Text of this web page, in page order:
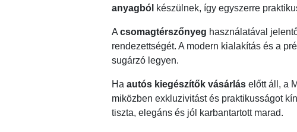
anyagból készülnek, így egyszerre
Acsomagtérszőnyeg használatával
rendezettségét. A modern kialakítás és a
sugárzó legyen.
Haautós kiegészítők vásárlás előtt áll, a
miközben exkluzivitást és praktikusságot
tiszta, elegáns és jól karbantartott marad.